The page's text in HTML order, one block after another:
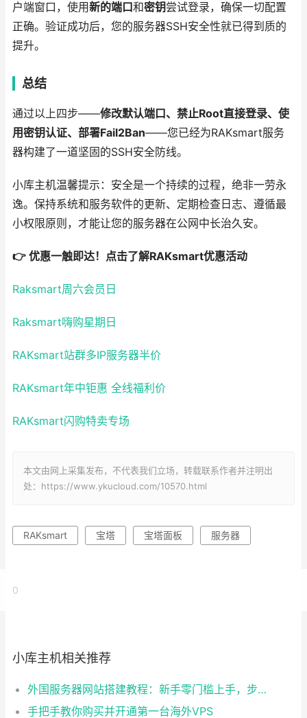
户端窗口，使用新的端口和密钥尝试登录，确保一切配置
正确。验证成功后，您的服务器SSH安全性就已得到质的
提升。
总结
通过以上四步——修改默认端口、禁止Root直接登录、使
用密钥认证、部署Fail2Ban——您已经为RAKsmart服务
器构建了一道坚固的SSH安全防线。
小库主机温馨提示：安全是一个持续的过程，绝非一劳永
逸。保持系统和服务软件的更新、定期检查日志、遵循最
小权限原则，才能让您的服务器在公网中长治久安。
👉 优惠一触即达！点击了解RAKsmart优惠活动
Raksmart周六会员日
Raksmart嗨购星期日
RAKsmart站群多IP服务器半价
RAKsmart年中钜惠 全线福利价
RAKsmart闪购特卖专场
本文由网上采集发布，不代表我们立场，转载联系作者并注明出
处：https://www.ykucloud.com/10570.html
RAKsmart 宝塔 宝塔面板 服务器
0
小库主机相关推荐
外国服务器网站搭建教程：新手零门槛上手，步骤清晰易懂
手把手教你购买并开通第一台海外VPS